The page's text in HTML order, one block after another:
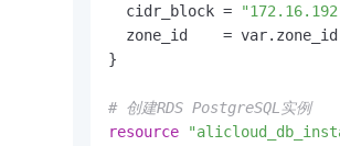
  cidr_block =
  zone_id    = var.zone_id
}
# 创建RDS PostgreSQL实例
resource